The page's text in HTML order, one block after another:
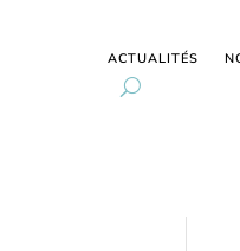
ACTUALITÉS